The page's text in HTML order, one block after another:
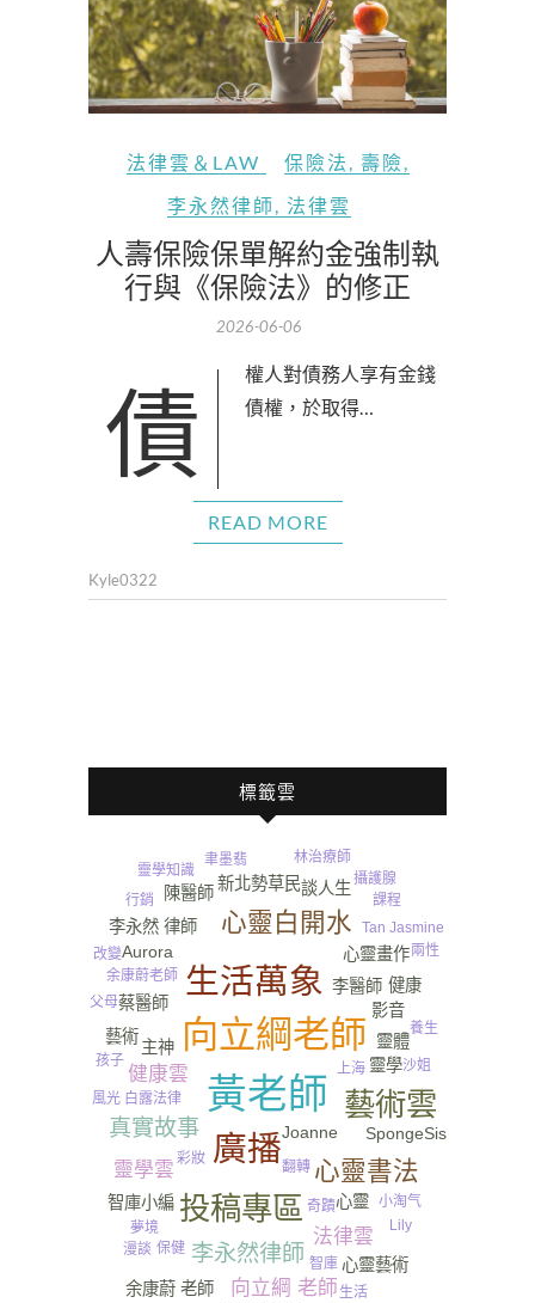
法律雲＆LAW 保險法 壽險
李永然律師
法律雲
人壽保險保單解約金強制執
行與《保險法》的修正
2026-06-06
債權人對債務人享有金錢 債權，於取得…
READ MORE
Kyle0322
標籤雲
黃老師
向立綱老師
廣播
生活萬象
投稿專區
藝術雲
心靈白開水
心靈書法
李永然律師
真實故事
健康雲
靈學雲
向立綱 老師
法律雲
心靈
李醫師
靈體
Joanne
新北勢草民
靈學
蔡醫師
心靈畫作
SpongeSis
主神
李永然 律師
影音
談人生
Aurora
健康
陳醫師
余康蔚 老師
藝術
智庫小編
心靈藝術
林治療師
養生
Tan Jasmine
保健
上海
Lily
白露
翻轉
沙姐
余康蔚老師
聿墨翡
風光
生活
法律
夢境
小淘气
父母
課程
靈學知識
孩子
彩妝
攝護腺
智庫
漫談
改變
奇蹟
行銷
兩性